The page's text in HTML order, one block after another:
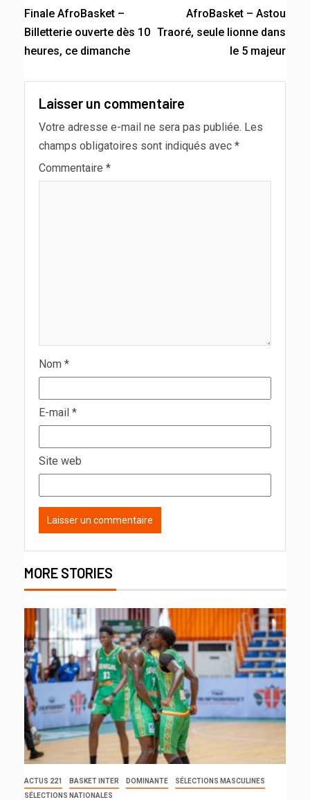
Finale AfroBasket –
Billetterie ouverte dès 10
heures, ce dimanche
AfroBasket – Astou
Traoré, seule lionne dans
le 5 majeur
Laisser un commentaire
Votre adresse e-mail ne sera pas publiée. Les
champs obligatoires sont indiqués avec *
Commentaire *
Nom *
E-mail *
Site web
MORE STORIES
ACTUS 221 BASKET INTER DOMINANTE
SÉLECTIONS MASCULINES
SÉLECTIONS NATIONALES